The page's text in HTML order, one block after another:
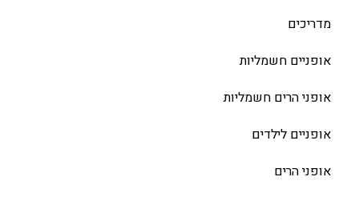
מדריכים
אופניים חשמליות
אופני הרים חשמליות
אופניים לילדים
אופני הרים